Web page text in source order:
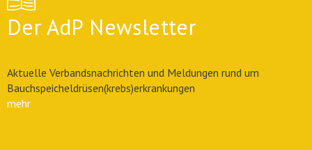
Der AdP Newsletter
Aktuelle Verbandsnachrichten und Meldungen rund um
Bauchspeicheldrüsen(krebs)erkrankungen
mehr